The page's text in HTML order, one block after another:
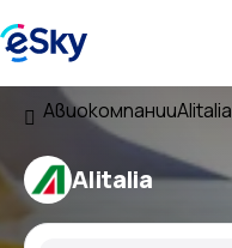
АвиокомпанииAlitalia
Alitalia